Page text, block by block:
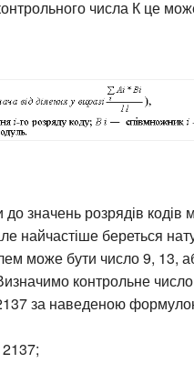
числа К це
значень розрядів кодів
найчастіше береться
може бути число 9, 13,
контрольне
за наведеною